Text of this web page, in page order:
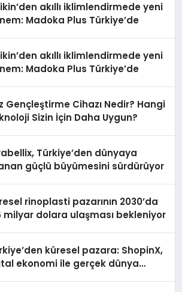
akıllı iklimlendirmede yeni
Madoka Plus Türkiye’de
akıllı iklimlendirmede yeni
Madoka Plus Türkiye’de
Gençleştirme Cihazı Nedir? Hangi
Sizin İçin Daha Uygun?
Türkiye’den dünyaya
güçlü büyümesini sürdürüyor
rinoplasti pazarının 2030’da
milyar dolara ulaşması bekleniyor
küresel pazara: ShopinX,
ekonomi ile gerçek dünya